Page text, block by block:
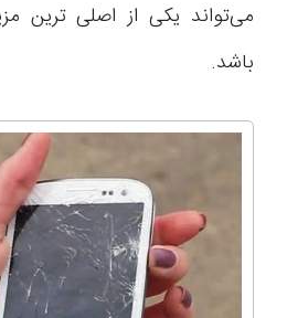
می‌تواند یکی از اصلی ترین
باشد.